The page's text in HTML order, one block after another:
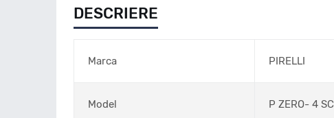
DESCRIERE
Marca PIRELLI
Model P ZERO- 4 SC